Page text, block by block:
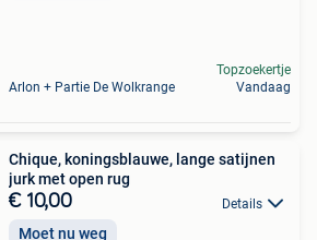
Arlon + Partie De Wolkrange
Topzoekertje
Vandaag
Chique, koningsblauwe, lange satijnen
jurk met open rug
€ 10,00 Details
Moet nu weg